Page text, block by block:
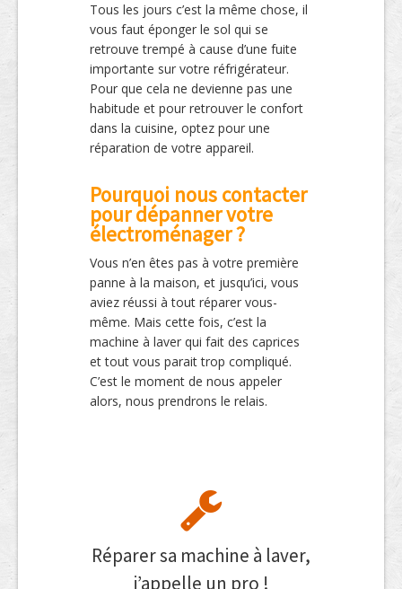
Tous les jours c’est la même chose, il
vous faut éponger le sol qui se
retrouve trempé à cause d’une fuite
importante sur votre réfrigérateur.
Pour que cela ne devienne pas une
habitude et pour retrouver le confort
dans la cuisine, optez pour une
réparation de votre appareil.
Pourquoi nous contacter
pour dépanner votre
électroménager ?
Vous n’en êtes pas à votre première
panne à la maison, et jusqu’ici, vous
aviez réussi à tout réparer vous-
même. Mais cette fois, c’est la
machine à laver qui fait des caprices
et tout vous parait trop compliqué.
C’est le moment de nous appeler
alors, nous prendrons le relais.
Réparer sa machine à laver,
j’appelle un pro !